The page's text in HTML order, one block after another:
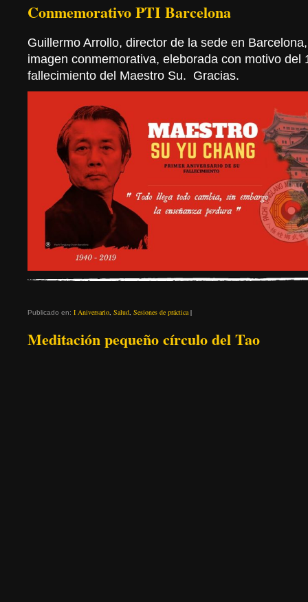
Conmemorativo PTI Barcelona
Guillermo Arrollo, director de la sede en
imagen conmemorativa, eleborada con motivo del
fallecimiento del Maestro Su. Gracias.
Publicado en: I Aniversario, Salud, Sesiones de práctica|
Meditación pequeño círculo del Tao